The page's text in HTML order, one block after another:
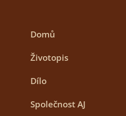
Domů
Životopis
Dílo
Společnost AJ